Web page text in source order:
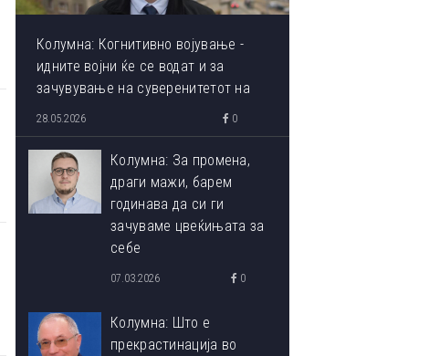
Колумна: Когнитивно војување -
идните војни ќе се водат и за
зачувување на суверенитетот на
сопствениот ум
28.05.2026 0
Колумна: За промена,
драги мажи, барем
годинава да си ги
зачуваме цвеќињата за
себе
07.03.2026 0
Колумна: Што е
прекрастинација во